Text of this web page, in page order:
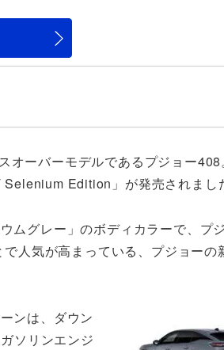
オーバーモデルであるプジョー
Edition」が発売されまし
ムグレー」のボディカラーで、プ
人気が高まっている、プジョーの
ンは、ダウン
ソリンエンジ